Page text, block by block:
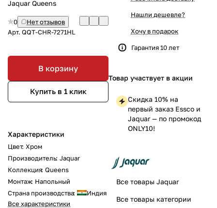
Jaquar Queens
0
Нет отзывов
Арт. QQT-CHR-7271HL
В корзину
Купить в 1 клик
Характеристики
Цвет: Хром
Производитель: Jaquar
Коллекция: Queens
Монтаж: Напольный
Страна производства:
Индия
Все характеристики
Нашли дешевле?
Хочу в подарок
Гарантия 10 лет
Товар участвует в акции
Скидка 10% на
первый заказ Essco и
Jaquar — по промокод
ONLY10!
Все товары Jaquar
Все товары категории